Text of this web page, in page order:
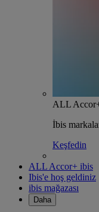
ALL
İbis
Keşfedin
ALL Accor+ ibis
Ibis'e hoş geldiniz
ibis mağazası
Daha